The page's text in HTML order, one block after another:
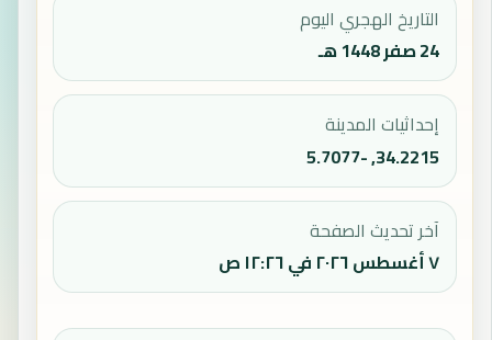
التاريخ الهجري اليوم
24 صفر 1448 هـ
إحداثيات المدينة
34.2215, -5.7077
آخر تحديث الصفحة
٧ أغسطس ٢٠٢٦ في ١٢:٢٦ ص